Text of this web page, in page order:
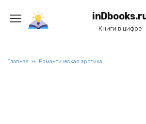
содержанию
Книги в цифре
Главная Романтическая эротика